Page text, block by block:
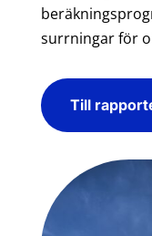
surrningar för
Till